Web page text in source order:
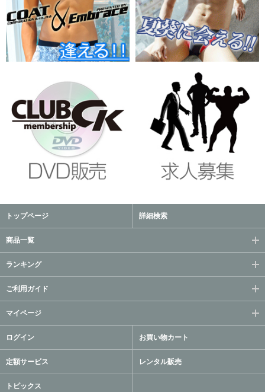
トップページ 詳細検索
商品一覧
ランキング
ご利用ガイド
マイページ
ログイン お買い物カート
定額サービス レンタル販売
トピックス